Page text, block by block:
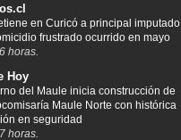
en Curicó a principal imputado
frustrado ocurrido en mayo
horas.
Hoy
del Maule inicia construcción de
Maule Norte con histórica
en seguridad
horas.